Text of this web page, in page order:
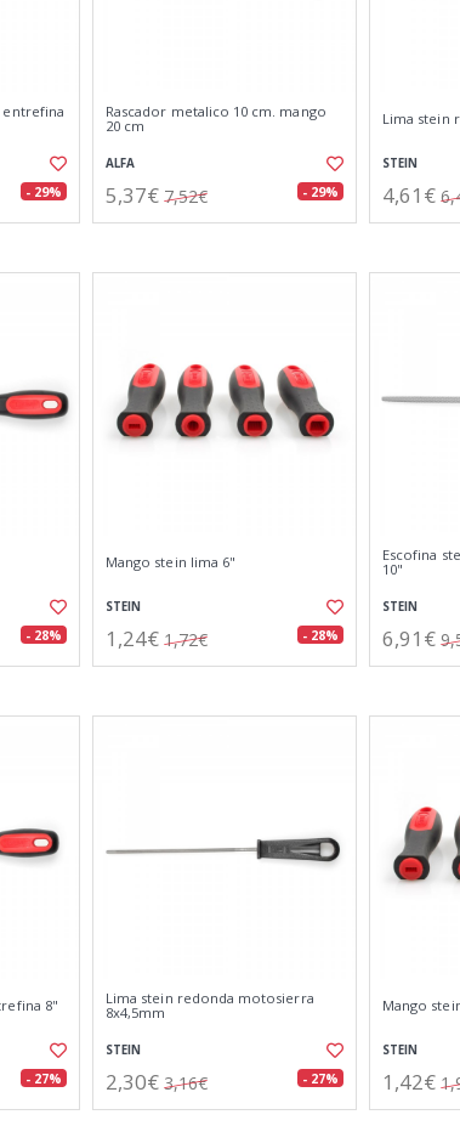
entrefina
- 29%
Rascador metalico 10 cm. mango
20 cm
ALFA
5,37€ 7,52€ - 29%
Lima stein
STEIN
4,61€
- 28%
Mango stein lima 6"
STEIN
1,24€ 1,72€ - 28%
Escofina
10"
STEIN
6,91€
8"
- 27%
Lima stein redonda motosierra
8x4,5mm
STEIN
2,30€ 3,16€ - 27%
Mango
STEIN
1,42€